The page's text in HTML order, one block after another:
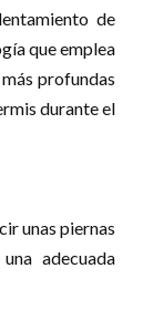
de
que emplea
profundas
durante el
unas piernas
adecuada